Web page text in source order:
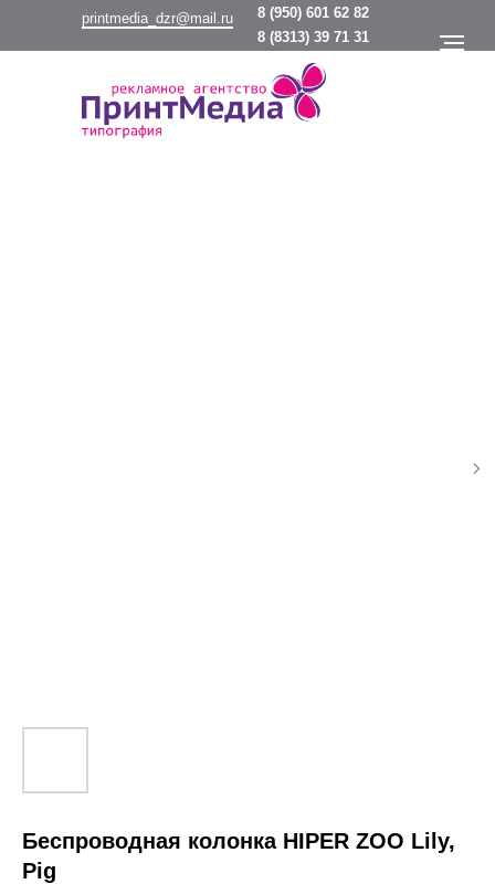
8 (950) 601 62 82
printmedia_dzr@mail.ru
8 (8313) 39 71 31
Беспроводная колонка HIPER ZOO Lily,
Pig